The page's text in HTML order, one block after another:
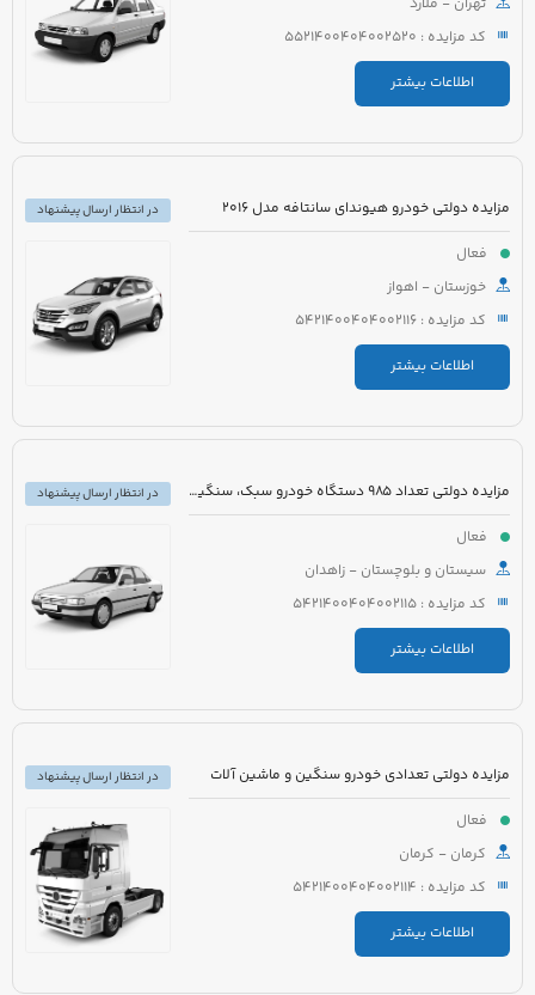
کد مزایده : 5521400404002520
اطلاعات بیشتر
مزایده دولتی خودرو هیوندای سانتافه مدل 2016
فعال
خوزستان - اهواز
کد مزایده : 5421400404002116
اطلاعات بیشتر
در انتظار ارسال پیشنهاد
مزایده دولتی تعداد 985 دستگاه خودرو سبک، سنگین و موتورسیکلت
فعال
سیستان و بلوچستان - زاهدان
کد مزایده : 5421400404002115
اطلاعات بیشتر
در انتظار ارسال پیشنهاد
مزایده دولتی تعدادی خودرو سنگین و ماشین آلات
فعال
کرمان - کرمان
کد مزایده : 5421400404002114
اطلاعات بیشتر
در انتظار ارسال پیشنهاد